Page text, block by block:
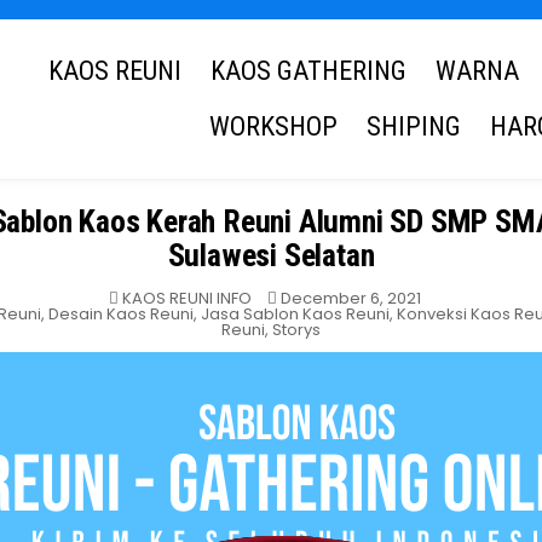
KAOS REUNI KAOS GATHERING
WARNA
WORKSHOP
SHIPING
Kaos Kerah Reuni Alumni SD SMP
Sulawesi Selatan
KAOS REUNI INFO December 6, 2021
, Desain Kaos Reuni, Jasa Sablon Kaos Reuni, Konveksi Kaos
Reuni, Storys